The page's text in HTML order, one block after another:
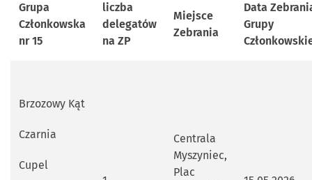
Grupa
Członkowska
nr 15
liczba
delegatów
na ZP
Miejsce
Zebrania
Data
Grupy
Brzozowy Kąt
Czarnia
Cupel
Centrala
Myszyniec,
Plac